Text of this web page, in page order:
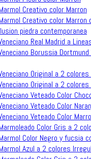
Creativo color Marron
Creativo color Marron
piedra contemporanea
Real Madrid a
Borussia
Original a 2 colores
Original a 2 colores
Veteado Color
Veteado Color
Veteado Color
Color Gris a 2
Color Negro y fucsia
Azul a 2 colores